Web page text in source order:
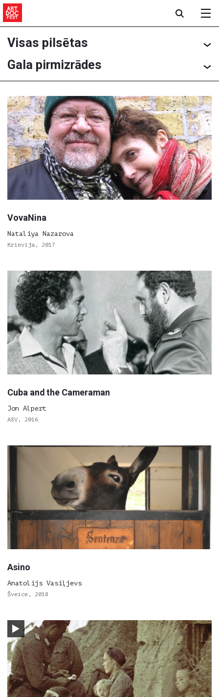
Visas pilsētas
Gala pirmizrādes
VovaNina
Nataliya Nazarova
Krievija, 2017
Cuba and the Cameraman
Jon Alpert
ASV, 2016
Asino
Anatolijs Vasiļjevs
Šveice, 2018